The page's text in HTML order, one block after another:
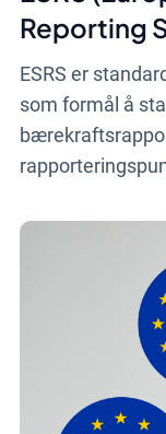
Reporting
ESRS er
som formål å